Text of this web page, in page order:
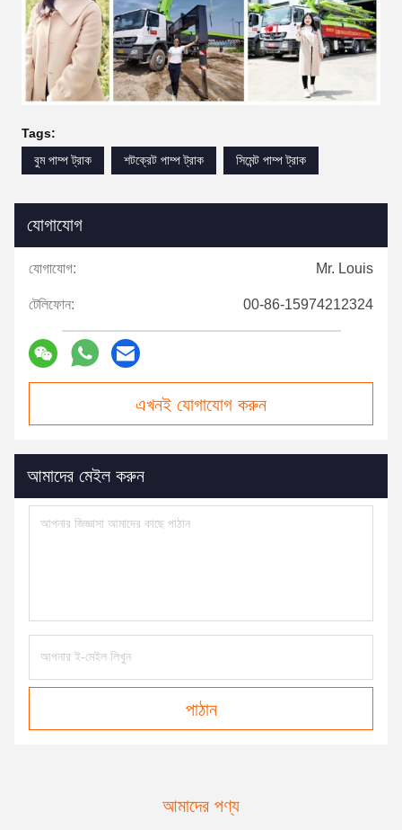
Tags:
বুম পাম্প ট্রাক
শটক্রেট পাম্প ট্রাক সিমেন্ট পাম্প ট্রাক
যোগাযোগ
যোগাযোগ: Mr. Louis
টেলিফোন: 00-86-15974212324
এখনই যোগাযোগ করুন
আমাদের মেইল করুন
পাঠান
আমাদের পণ্য